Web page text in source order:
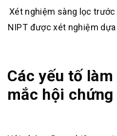
Xét nghiệm sàng lọc
NIPT được xét nghiệm
Các yếu tố
mắc hội chứng